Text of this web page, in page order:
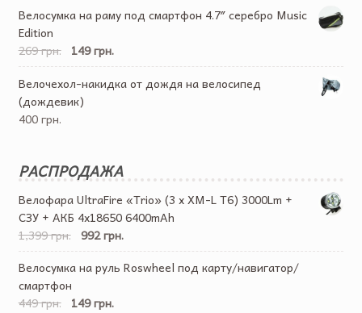
Велосумка на раму под смартфон 4.7″ серебро Music
Edition
269 грн.
149 грн.
Велочехол-накидка от дождя на велосипед
(дождевик)
400 грн.
РАСПРОДАЖА
Велофара UltraFire «Trio» (3 x XM-L T6) 3000Lm +
СЗУ + АКБ 4х18650 6400mAh
1,399 грн. 992 грн.
Велосумка на руль Roswheel под карту/навигатор/
смартфон
449 грн.
149 грн.